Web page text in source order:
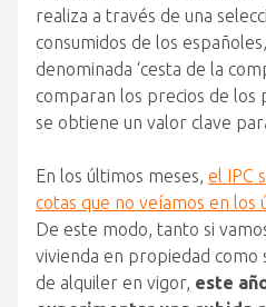
realiza a través de una
consumidos de los
denominada ‘cesta de la
comparan los precios de los
se obtiene un valor clave
En los últimos meses, el IPC
cotas que no veíamos en los
De este modo, tanto si
vivienda en propiedad como
de alquiler en vigor, este